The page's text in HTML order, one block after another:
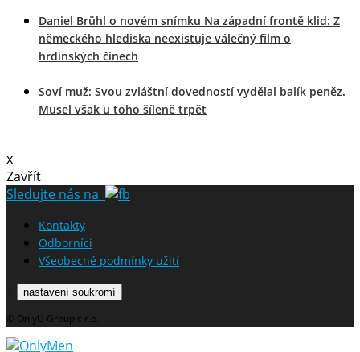
Daniel Brühl o novém snímku Na západní frontě klid: Z
německého hlediska neexistuje válečný film o
hrdinských činech
Soví muž: Svou zvláštní dovedností vydělal balík peněz.
Musel však u toho šíleně trpět
x
Zavřít
Sledujte nás na
Kontakty
Odborníci
Všeobecné podmínky užití
| nastavení soukromí
© OnlyU Group s.r.o.